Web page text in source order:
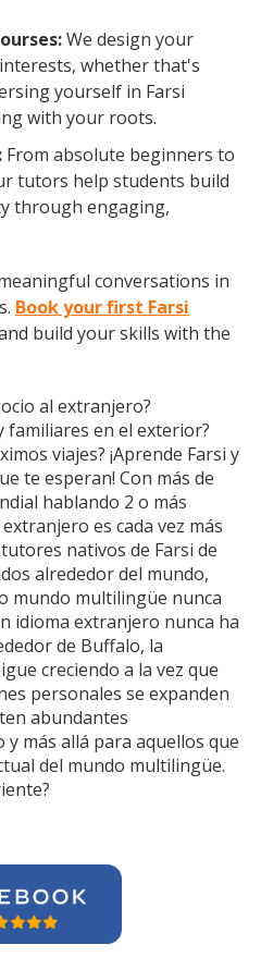
We design your
whether that's
yourself in Farsi
with your roots.
From absolute beginners to
tutors help students build
through engaging,
conversations in
Book your first Farsi
build your skills with the
al extranjero?
familiares en el exterior?
viajes? ¡Aprende Farsi y
te esperan! Con más de
hablando 2 o más
es cada vez más
nativos de Farsi de
alrededor del mundo,
mundo multilingüe nunca
idioma extranjero nunca ha
de Buffalo, la
creciendo a la vez que
personales se expanden
abundantes
más allá para aquellos que
del mundo multilingüe.